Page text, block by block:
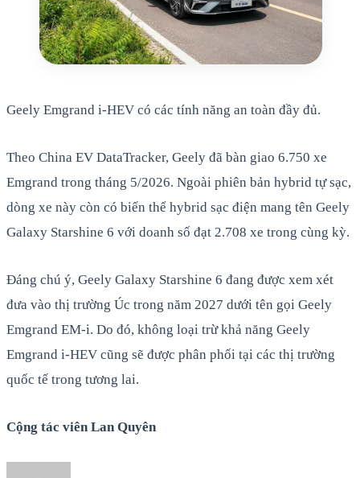
Geely Emgrand i-HEV có các tính năng an toàn đầy đủ.
Theo China EV DataTracker, Geely đã bàn giao 6.750 xe
Emgrand trong tháng 5/2026. Ngoài phiên bản hybrid tự sạc,
dòng xe này còn có biến thể hybrid sạc điện mang tên Geely
Galaxy Starshine 6 với doanh số đạt 2.708 xe trong cùng kỳ.
Đáng chú ý, Geely Galaxy Starshine 6 đang được xem xét
đưa vào thị trường Úc trong năm 2027 dưới tên gọi Geely
Emgrand EM-i. Do đó, không loại trừ khả năng Geely
Emgrand i-HEV cũng sẽ được phân phối tại các thị trường
quốc tế trong tương lai.
Cộng tác viên Lan Quyên